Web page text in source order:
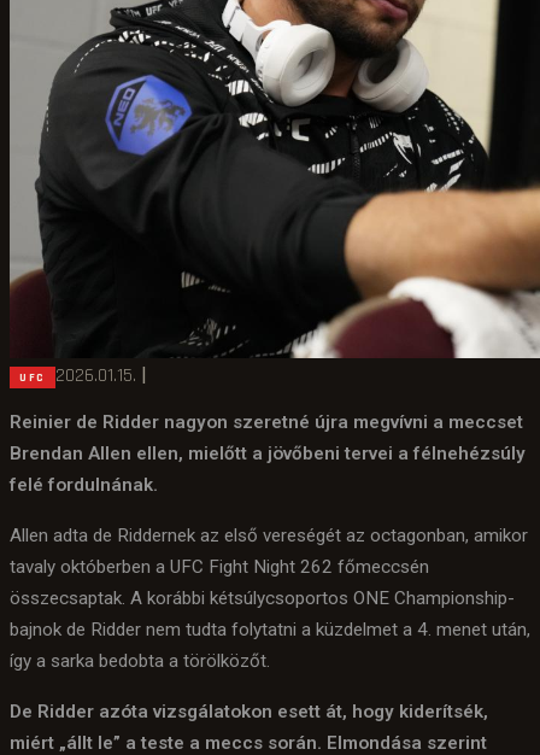
UFC 2026.01.15. |
Reinier de Ridder nagyon szeretné újra megvívni a meccset
Brendan Allen ellen, mielőtt a jövőbeni tervei a félnehézsúly
felé fordulnának.
Allen adta de Riddernek az első vereségét az octagonban, amikor
tavaly októberben a UFC Fight Night 262 főmeccsén
összecsaptak. A korábbi kétsúlycsoportos ONE Championship-
bajnok de Ridder nem tudta folytatni a küzdelmet a 4. menet után,
így a sarka bedobta a törölközőt.
De Ridder azóta vizsgálatokon esett át, hogy kiderítsék,
miért „állt le” a teste a meccs során. Elmondása szerint